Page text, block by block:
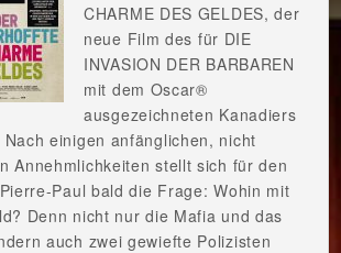
CHARME DES GELDES, der
neue Film des für DIE
INVASION DER BARBAREN
mit dem Oscar®
ausgezeichneten Kanadiers
Nach einigen anfänglichen, nicht
Annehmlichkeiten stellt sich für den
Paul bald die Frage: Wohin mit
Denn nicht nur die Mafia und das
auch zwei gewiefte Polizisten